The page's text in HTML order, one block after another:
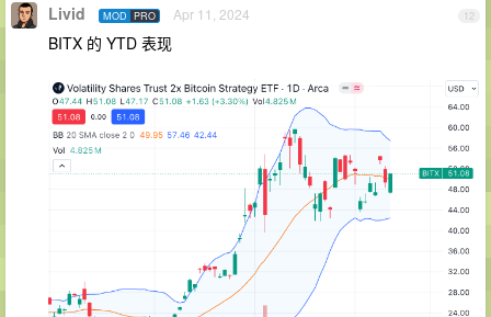
12
Livid MOD PRO Apr 11, 2024
BITX 的 YTD 表现